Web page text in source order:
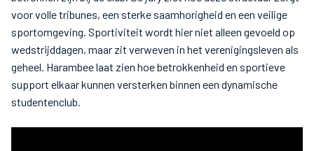
voor volle tribunes, een sterke saamhorigheid en een veilige
sportomgeving. Sportiviteit wordt hier niet alleen gevoeld op
wedstrijddagen, maar zit verweven in het verenigingsleven als
geheel. Harambee laat zien hoe betrokkenheid en sportieve
support elkaar kunnen versterken binnen een dynamische
studentenclub.